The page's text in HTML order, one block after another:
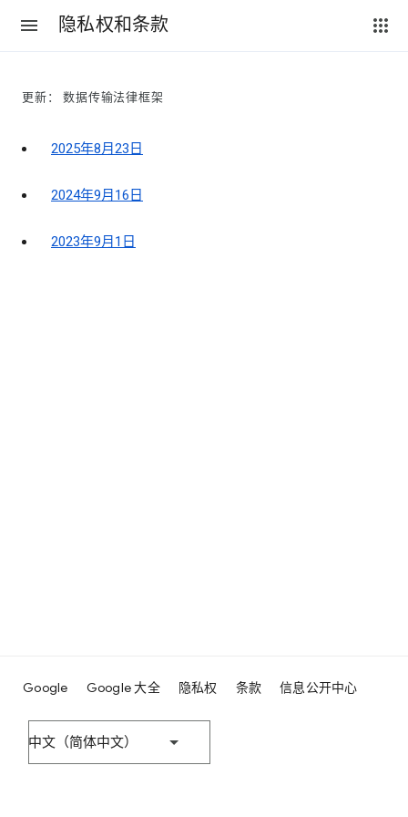
隐私权和条款
更新： 数据传输法律框架
2025年8月23日
2024年9月16日
2023年9月1日
Google Google 大全 隐私权 条款 信息公开中心
中文（简体中文）